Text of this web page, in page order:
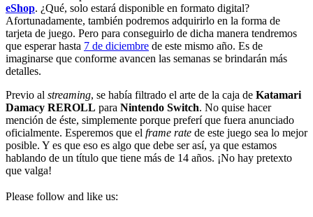
eShop. ¿Qué, solo estará disponible en formato digital?
Afortunadamente, también podremos adquirirlo en la forma de
tarjeta de juego. Pero para conseguirlo de dicha manera tendremos
que esperar hasta 7 de diciembre de este mismo año. Es de
imaginarse que conforme avancen las semanas se brindarán más
detalles.
Previo al streaming, se había filtrado el arte de la caja de Katamari
Damacy REROLL para Nintendo Switch. No quise hacer
mención de éste, simplemente porque preferí que fuera anunciado
oficialmente. Esperemos que el frame rate de este juego sea lo mejor
posible. Y es que eso es algo que debe ser así, ya que estamos
hablando de un título que tiene más de 14 años. ¡No hay pretexto
que valga!
Please follow and like us: